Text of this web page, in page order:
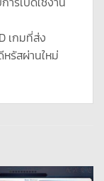
เกมที่ส่ง
หรัสผ่านใหม่